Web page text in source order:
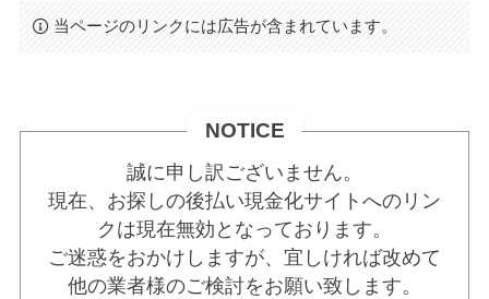
当ページのリンクには広告が含まれています。
NOTICE
誠に申し訳ございません。
現在、お探しの後払い現金化サイトへのリン
クは現在無効となっております。
ご迷惑をおかけしますが、宜しければ改めて
他の業者様のご検討をお願い致します。